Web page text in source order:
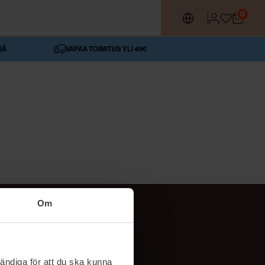
Om
för att du ska kunna
0
VAPAA TOIMITUS YLI 49€
SEURAA MEITÄ